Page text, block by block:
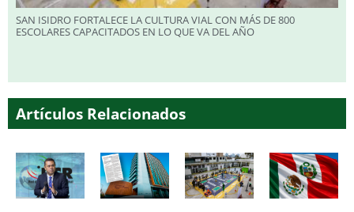
SAN ISIDRO FORTALECE LA CULTURA VIAL CON MÁS DE 800
ESCOLARES CAPACITADOS EN LO QUE VA DEL AÑO
Artículos Relacionados